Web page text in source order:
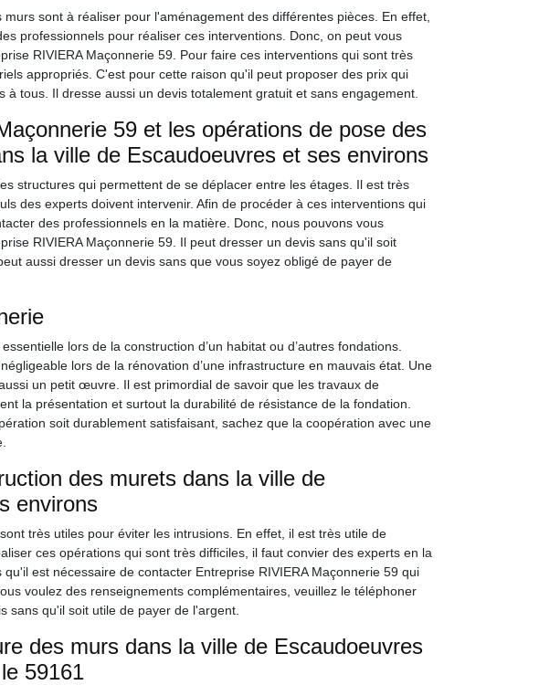
sont à réaliser pour l'aménagement des différentes pièces. En effet,
professionnels pour réaliser ces interventions. Donc, on peut vous
RIVIERA Maçonnerie 59. Pour faire ces interventions qui sont très
appropriés. C'est pour cette raison qu'il peut proposer des prix qui
à tous. Il dresse aussi un devis totalement gratuit et sans engagement.
59 et les opérations de pose des
la ville de Escaudoeuvres et ses environs
structures qui permettent de se déplacer entre les étages. Il est très
des experts doivent intervenir. Afin de procéder à ces interventions qui
des professionnels en la matière. Donc, nous pouvons vous
RIVIERA Maçonnerie 59. Il peut dresser un devis sans qu'il soit
aussi dresser un devis sans que vous soyez obligé de payer de
lors de la construction d’un habitat ou d’autres fondations.
lors de la rénovation d’une infrastructure en mauvais état. Une
un petit œuvre. Il est primordial de savoir que les travaux de
la présentation et surtout la durabilité de résistance de la fondation.
soit durablement satisfaisant, sachez que la coopération avec une
des murets dans la ville de
environs
très utiles pour éviter les intrusions. En effet, il est très utile de
ces opérations qui sont très difficiles, il faut convier des experts en la
est nécessaire de contacter Entreprise RIVIERA Maçonnerie 59 qui
voulez des renseignements complémentaires, veuillez le téléphoner
sans qu'il soit utile de payer de l'argent.
des murs dans la ville de Escaudoeuvres
59161